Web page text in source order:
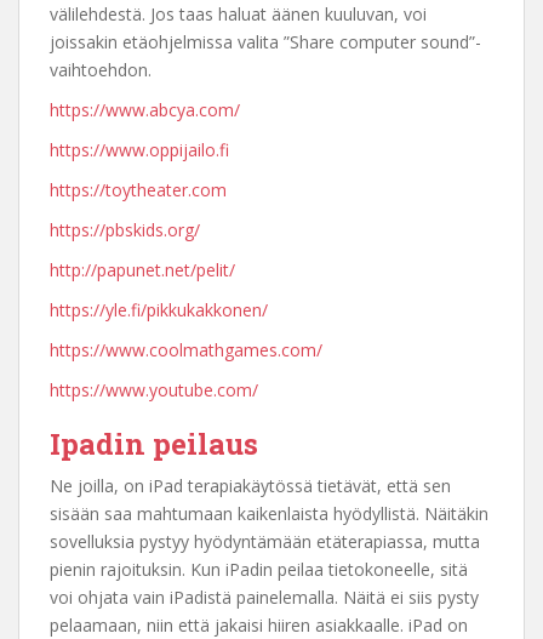
välilehdestä. Jos taas haluat äänen kuuluvan, voi
joissakin etäohjelmissa valita ”Share computer sound”-
vaihtoehdon.
https://www.abcya.com/
https://www.oppijailo.fi
https://toytheater.com
https://pbskids.org/
http://papunet.net/pelit/
https://yle.fi/pikkukakkonen/
https://www.coolmathgames.com/
https://www.youtube.com/
Ipadin peilaus
Ne joilla, on iPad terapiakäytössä tietävät, että sen
sisään saa mahtumaan kaikenlaista hyödyllistä. Näitäkin
sovelluksia pystyy hyödyntämään etäterapiassa, mutta
pienin rajoituksin. Kun iPadin peilaa tietokoneelle, sitä
voi ohjata vain iPadistä painelemalla. Näitä ei siis pysty
pelaamaan, niin että jakaisi hiiren asiakkaalle. iPad on